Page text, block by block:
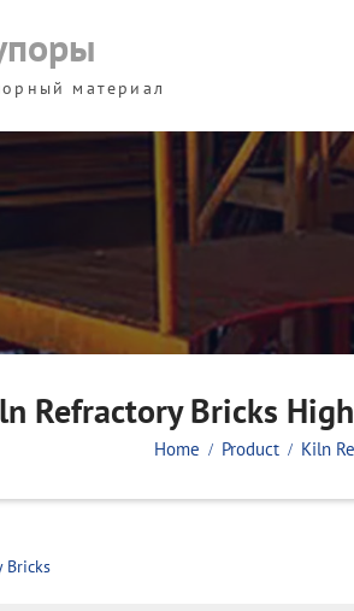
материал
Refractory Bricks
Home Product Kiln
Bricks